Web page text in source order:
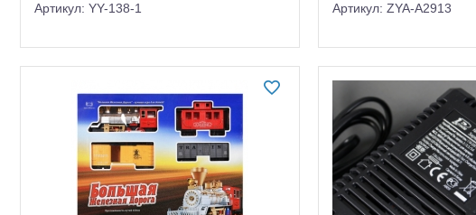
Артикул: YY-138-1 Артикул: ZYA-A2913